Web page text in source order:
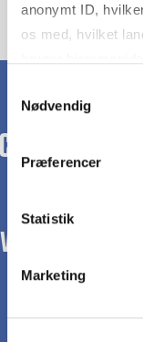
anonymt ID,
os med, hvilket
markedsføring.
Nødvendig
Præferencer
Statistik
Marketing
WE